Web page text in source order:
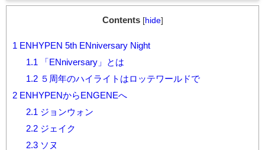
Contents [hide]
1 ENHYPEN 5th ENniversary Night
1.1
「ENniversary」とは
1.2５周年のハイライトはロッテワールドで
2 ENHYPENからENGENEへ
2.1 ジョンウォン
2.2ジェイク
2.3ソヌ